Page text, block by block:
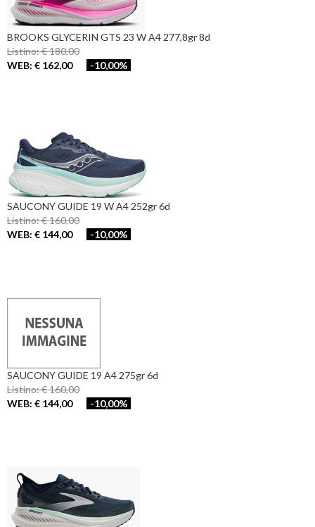
BROOKS GLYCERIN GTS 23 W A4 277,8gr 8d
Listino: € 180,00
WEB: € 162,00
-10,00%
SAUCONY GUIDE 19 W A4 252gr 6d
Listino: € 160,00
WEB: € 144,00
-10,00%
SAUCONY GUIDE 19 A4 275gr 6d
Listino: € 160,00
WEB: € 144,00
-10,00%